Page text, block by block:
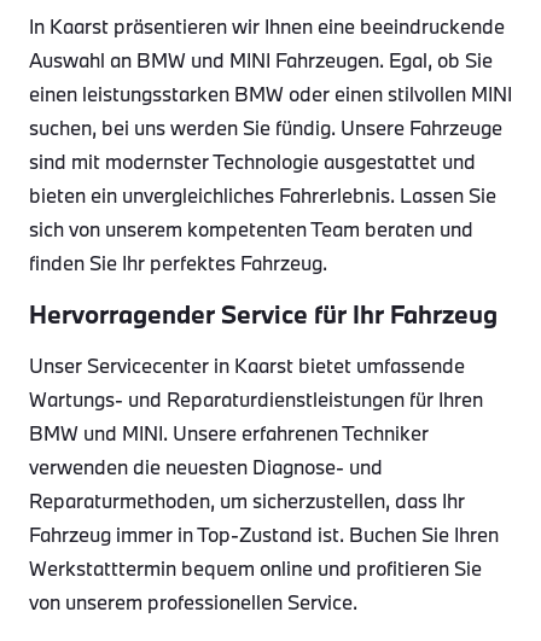
In Kaarst präsentieren wir Ihnen eine beeindruckende
Auswahl an BMW und MINI Fahrzeugen. Egal, ob Sie
einen leistungsstarken BMW oder einen stilvollen MINI
suchen, bei uns werden Sie fündig. Unsere Fahrzeuge
sind mit modernster Technologie ausgestattet und
bieten ein unvergleichliches Fahrerlebnis. Lassen Sie
sich von unserem kompetenten Team beraten und
finden Sie Ihr perfektes Fahrzeug.
Hervorragender Service für Ihr Fahrzeug
Unser Servicecenter in Kaarst bietet umfassende
Wartungs- und Reparaturdienstleistungen für Ihren
BMW und MINI. Unsere erfahrenen Techniker
verwenden die neuesten Diagnose- und
Reparaturmethoden, um sicherzustellen, dass Ihr
Fahrzeug immer in Top-Zustand ist. Buchen Sie Ihren
Werkstatttermin bequem online und profitieren Sie
von unserem professionellen Service.